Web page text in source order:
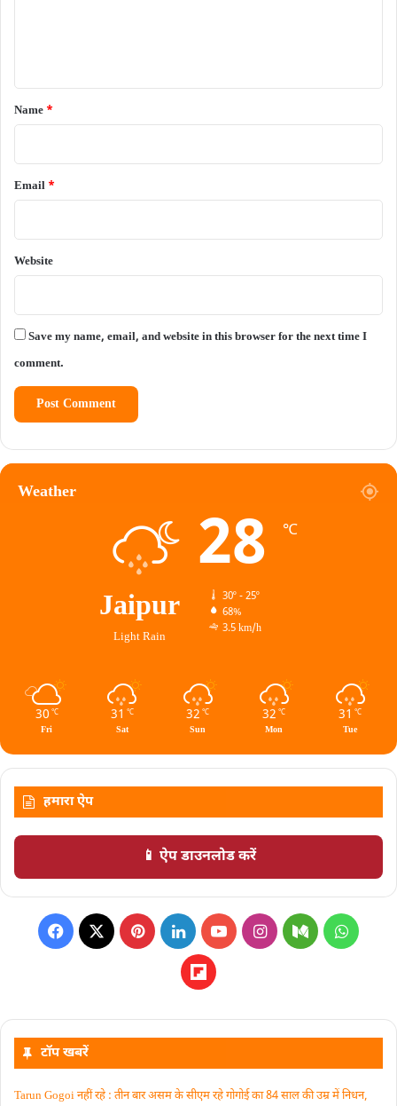
*
Name *
Email *
Website
Save my name, email, and website in this browser for the next time I
comment.
Weather
Jaipur
Light Rain
28 ℃
30º - 25º
68%
3.5 km/h
30 ℃
Fri
31 ℃
Sat
32 ℃
Sun
32 ℃
Mon
31 ℃
Tue
हमारा ऐप
📱 ऐप डाउनलोड करें
टॉप खबरें
Tarun Gogoi नहीं रहे : तीन बार असम के सीएम रहे गोगोई का 84 साल की उम्र में निधन,